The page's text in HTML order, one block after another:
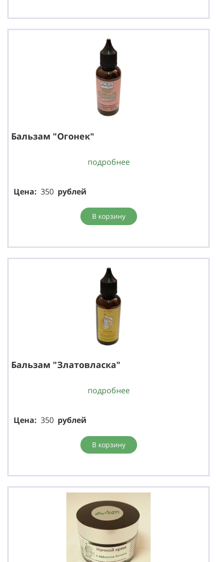
Бальзам "Огонек"
подробнее
Цена: 350 рублей
В корзину
Бальзам "Златовласка"
подробнее
Цена: 350 рублей
В корзину